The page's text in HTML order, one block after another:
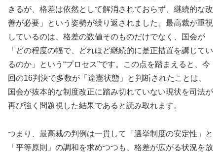
きるが、格差は依然として解消されておらず、継続的な改
善が必要」という姿勢が繰り返されました。最高裁が重視
しているのは、格差の数値そのものだけでなく、国会が
「どの程度の幅で、どれほど継続的に是正措置を講じてい
るのか」という“プロセス”です。この点を踏まえると、今
回の16判決で多数が「違憲状態」と判断されたことは、
国会が抜本的な制度改正に踏み切れていない現状を司法が
再び強く問題視した結果であると読み取れます。
つまり、最高裁の判例は一貫して「選挙制度の安定性」と
「平等原則」の調和を求めつつも、格差が広がる状況を放